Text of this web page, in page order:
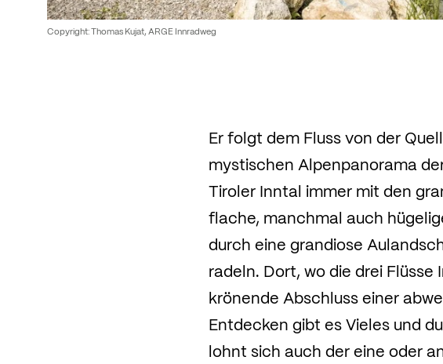
Copyright: Thomas Kujat, ARGE Innradweg
Er folgt dem Fluss von der
mystischen Alpenpanorama
Tiroler Inntal immer mit den
flache, manchmal auch
durch eine grandiose
radeln. Dort, wo die drei
krönende Abschluss einer
Entdecken gibt es Vieles und
lohnt sich auch der eine oder